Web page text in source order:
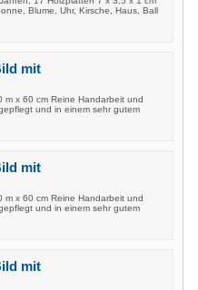
Blume, Uhr, Kirsche, Haus, Ball
mit
m x 60 cm Reine Handarbeit und
und in einem sehr gutem
mit
m x 60 cm Reine Handarbeit und
und in einem sehr gutem
mit